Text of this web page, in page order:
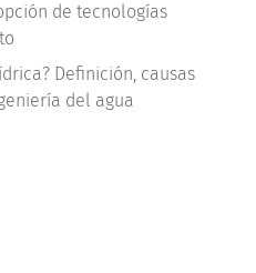
de tecnologías
Definición, causas
del agua